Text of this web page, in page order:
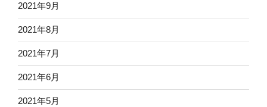
2021年9月
2021年8月
2021年7月
2021年6月
2021年5月